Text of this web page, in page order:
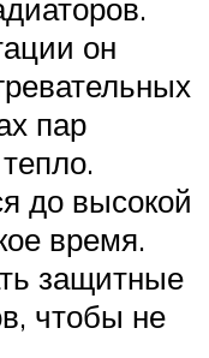
он
пар
до высокой
время.
защитные
чтобы не